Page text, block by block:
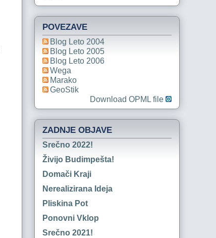
POVEZAVE
Blog Leto 2004
Blog Leto 2005
Blog Leto 2006
Wega
Marako
GeoStik
Download OPML file
ZADNJE OBJAVE
Srečno 2022!
Živijo Budimpešta!
Domači Kraji
Nerealizirana Ideja
Pliskina Pot
Ponovni Vklop
Srečno 2021!